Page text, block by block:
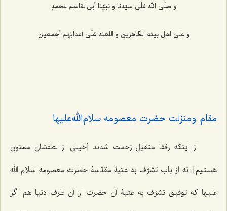
و صلّی الله عَلَی سیّدنا و نبیّنا أبی‌القاسم محمدٍ
و علی اهل بیته الطّاهرین و اللعنة عَلَی أعدائِهِم أجمَعینَ
مقام ومنزلت حضرت معصومه سلام‌الله‌علیها
از اینکه رفقا متقبّل زحمت شدند [خیلی از لطفشان ممنون
هستیم]. نه از باب تشرّف به عتبۀ مقدّسۀ حضرت معصومه سلام الله
علیها که توفیق تشرّف به عتبۀ آن حضرت از آن طرف دنیا هم اگر